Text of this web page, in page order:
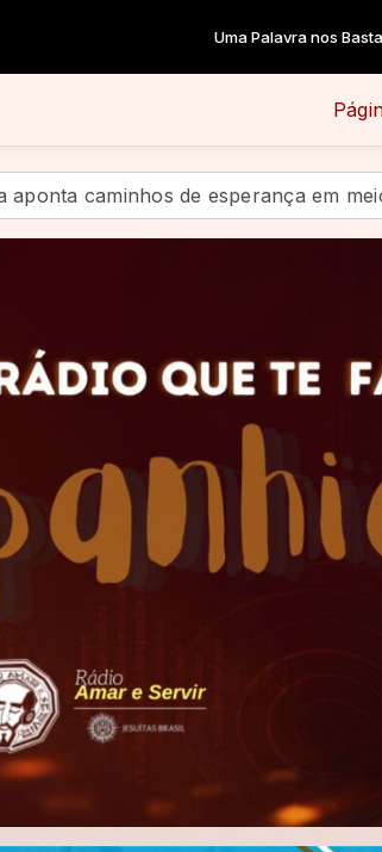
Uma Palavra nos Basta com Padre
de esperança em meio às crises do